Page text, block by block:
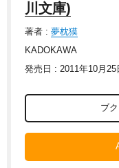
川文庫)
著者 : 夢枕獏
KADOKAWA
発売日 : 2011年10月25
ブ